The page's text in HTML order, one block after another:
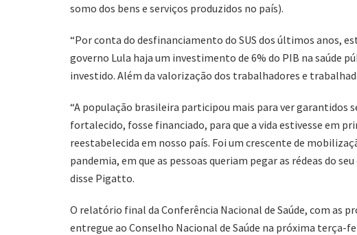
somo dos bens e serviços produzidos no país).
“Por conta do desfinanciamento do SUS dos últimos anos,
governo Lula haja um investimento de 6% do PIB na saúde
investido. Além da valorização dos trabalhadores e
“A população brasileira participou mais para ver garantidos
fortalecido, fosse financiado, para que a vida estivesse em
reestabelecida em nosso país. Foi um crescente de
pandemia, em que as pessoas queriam pegar as rédeas do
disse Pigatto.
O relatório final da Conferência Nacional de Saúde, com as
entregue ao Conselho Nacional de Saúde na próxima terça-